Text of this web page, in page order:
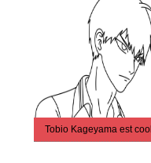
Tobio Kageyama est cool